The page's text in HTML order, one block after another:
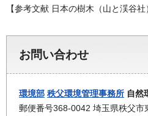
【参考文献 日本の樹木（山と渓谷社
お問い合わせ
環境部 秩父環境管理事務所 自然
郵便番号368-0042 埼玉県秩父